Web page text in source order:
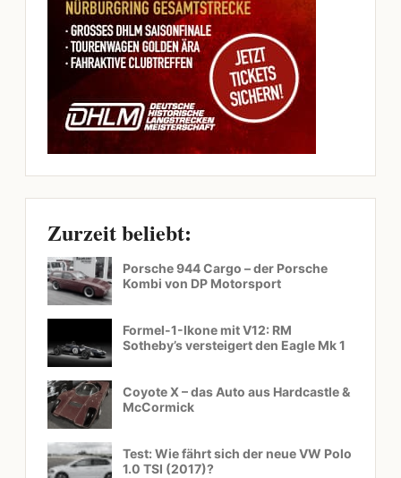
Zurzeit beliebt:
Porsche 944 Cargo – der Porsche
Kombi von DP Motorsport
Formel-1-Ikone mit V12: RM
Sotheby’s versteigert den Eagle Mk 1
Coyote X – das Auto aus Hardcastle &
McCormick
Test: Wie fährt sich der neue VW Polo
1.0 TSI (2017)?